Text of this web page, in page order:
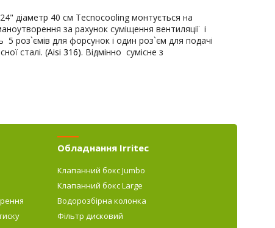
діаметр 40 см Tecnocooling монтується на
за рахунок суміщення вентиляції і
5 роз`ємів для форсунок і один роз`єм для подачі
сталі. (Aisi 316). Відмінно сумісне з
Обладнання Irritec
Клапанний бокс Jumbo
Клапанний бокс Large
Водорозбірна колонка
Фільтр дисковий